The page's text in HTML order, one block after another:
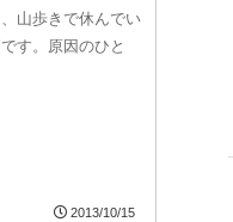
山歩きで休んでい
す。原因のひと
2013/10/15